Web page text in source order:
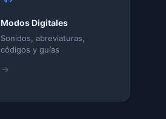
Modos Digitales
Sonidos, abreviaturas,
códigos y guías